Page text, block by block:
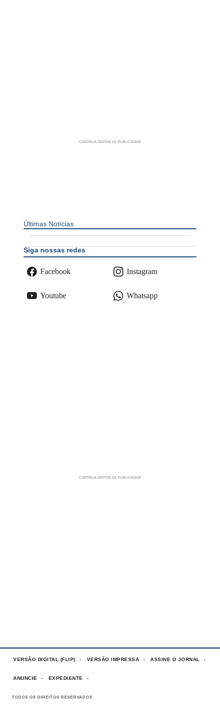
Últimas Notícias
Siga nossas redes
Facebook Instagram
Youtube Whatsapp
VERSÃO DIGITAL (FLIP) VERSÃO IMPRESSA ASSINE O JORNAL
ANUNCIE EXPEDIENTE
TODOS OS DIREITOS RESERVADOS